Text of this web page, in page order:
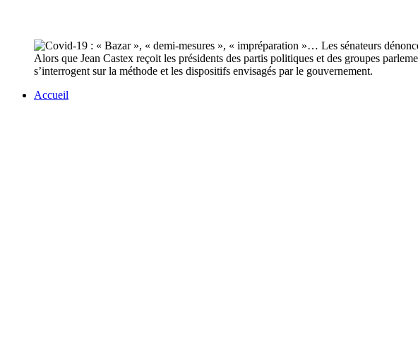
Alors que Jean Castex reçoit les présidents des partis politiques et des groupes
s’interrogent sur la méthode et les dispositifs envisagés par le gouvernement.
Accueil